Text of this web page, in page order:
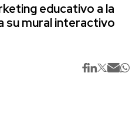
educativo a la
su mural interactivo